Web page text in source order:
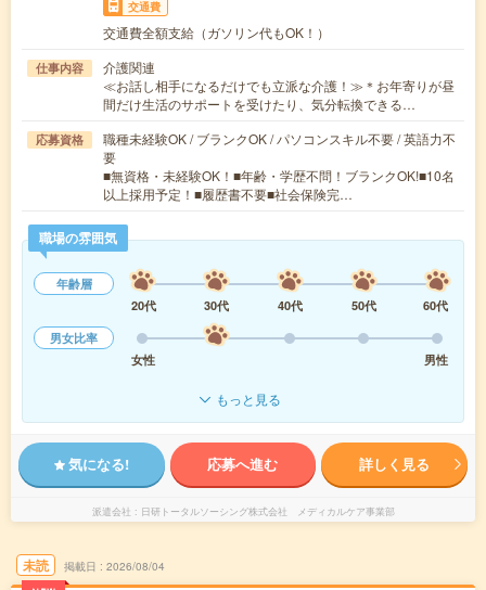
交通費
交通費全額支給（ガソリン代もOK！）
仕事内容
介護関連
≪お話し相手になるだけでも立派な介護！≫＊お年寄りが昼
間だけ生活のサポートを受けたり、気分転換できる…
応募資格
職種未経験OK / ブランクOK / パソコンスキル不要 / 英語力不
要
■無資格・未経験OK！■年齢・学歴不問！ブランクOK!■10名
以上採用予定！■履歴書不要■社会保険完…
職場の雰囲気
年齢層
20代
30代 40代 50代
60代
男女比率
女性
男性
もっと見る
気になる! 応募へ進む 詳しく見る
派遣会社 日研トータルソーシング株式会社 メディカルケア事業部
未読 掲載日 2026/08/04